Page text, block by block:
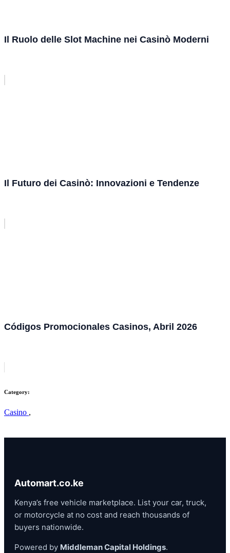
Il Ruolo delle Slot Machine nei Casinò Moderni
Il Futuro dei Casinò: Innovazioni e Tendenze
Códigos Promocionales Casinos, Abril 2026
Category:
Casino ,
Automart.co.ke
Kenya’s free vehicle marketplace. List your car, truck,
or motorcycle at no cost and reach thousands of
buyers nationwide.
Powered by Middleman Capital Holdings.